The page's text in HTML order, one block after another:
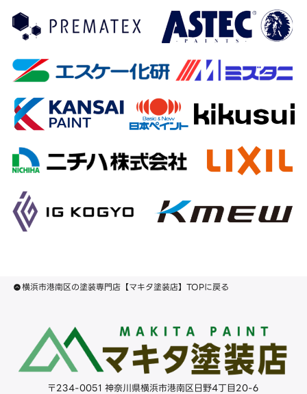
横浜市港南区の塗装専門店【マキタ塗装店】TOPに戻る
〒234-0051 神奈川県横浜市港南区日野4丁目20-6